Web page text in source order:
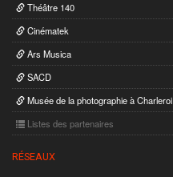
Théâtre 140
Cinématek
Ars Musica
SACD
Musée de la photographie à Charleroi
Listes des partenaires
RÉSEAUX